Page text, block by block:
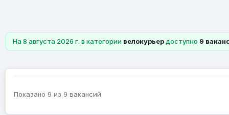
На 8 августа 2026 г. в категории велокурьер доступно 9
Показано 9 из 9 вакансий